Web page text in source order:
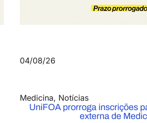
04/08/26
Medicina, Notícias
UniFOA prorroga inscrições
externa de